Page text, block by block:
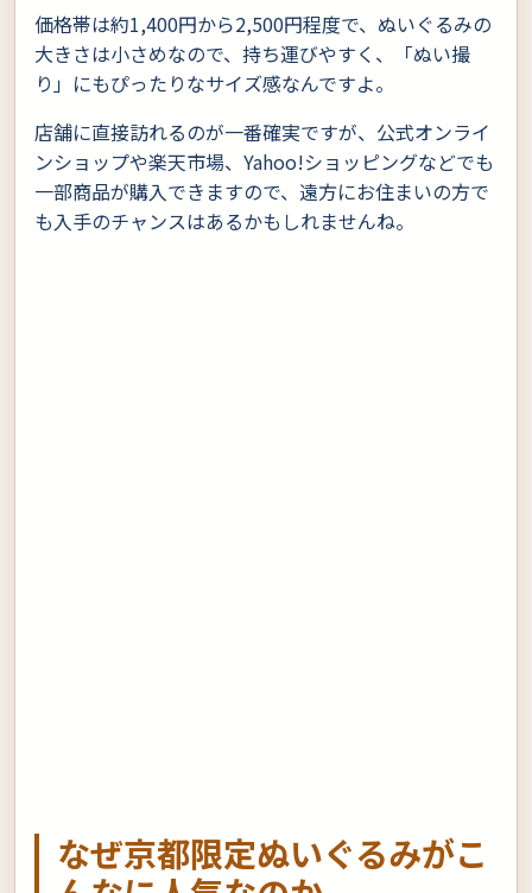
価格帯は約1,400円から2,500円程度で、ぬいぐるみの
大きさは小さめなので、持ち運びやすく、「ぬい撮
り」にもぴったりなサイズ感なんですよ。
店舗に直接訪れるのが一番確実ですが、公式オンライ
ンショップや楽天市場、Yahoo!ショッピングなどでも
一部商品が購入できますので、遠方にお住まいの方で
も入手のチャンスはあるかもしれませんね。
なぜ京都限定ぬいぐるみがこ